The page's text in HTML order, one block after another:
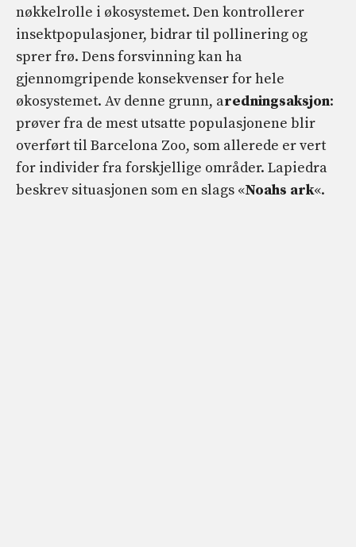
nøkkelrolle i økosystemet. Den kontrollerer
insektpopulasjoner, bidrar til pollinering og
sprer frø. Dens forsvinning kan ha
gjennomgripende konsekvenser for hele
økosystemet. Av denne grunn, aredningsaksjon:
prøver fra de mest utsatte populasjonene blir
overført til Barcelona Zoo, som allerede er vert
for individer fra forskjellige områder. Lapiedra
beskrev situasjonen som en slags «Noahs ark«.